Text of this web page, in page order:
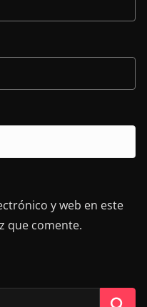
y web en este
que comente.